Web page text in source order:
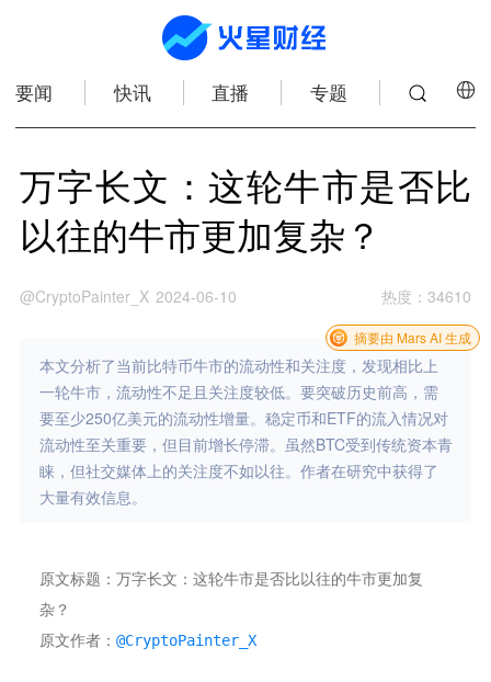
要闻 快讯 直播 专题
万字长文：这轮牛市是否比
以往的牛市更加复杂？
@CryptoPainter_X 2024-06-10 热度 ：34610
本文分析了当前比特币牛市的流动性和关注度，发现相比上
一轮牛市，流动性不足且关注度较低。要突破历史前高，需
要至少250亿美元的流动性增量。稳定币和ETF的流入情况对
流动性至关重要，但目前增长停滞。虽然BTC受到传统资本青
睐，但社交媒体上的关注度不如以往。作者在研究中获得了
大量有效信息。
摘要由 Mars AI 生成
原文标题：万字长文：这轮牛市是否比以往的牛市更加复
杂？
原文作者： @CryptoPainter_X